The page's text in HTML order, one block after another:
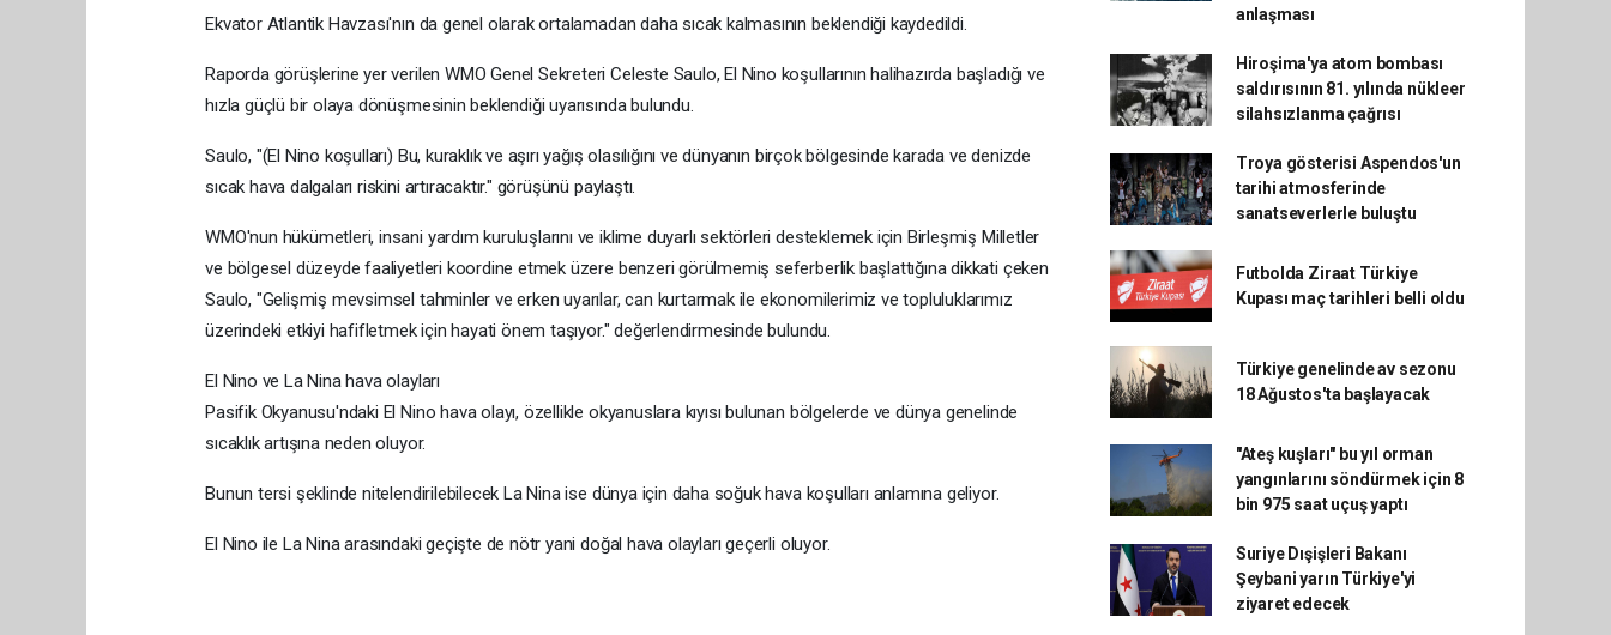
Ekvator Atlantik Havzası'nın da genel olarak ortalamadan daha sıcak kalmasının beklendiği kaydedildi.
Raporda görüşlerine yer verilen WMO Genel Sekreteri Celeste Saulo, El Nino koşullarının halihazırda başladığı ve
hızla güçlü bir olaya dönüşmesinin beklendiği uyarısında bulundu.
Saulo, "(El Nino koşulları) Bu, kuraklık ve aşırı yağış olasılığını ve dünyanın birçok bölgesinde karada ve denizde
sıcak hava dalgaları riskini artıracaktır." görüşünü paylaştı.
WMO'nun hükümetleri, insani yardım kuruluşlarını ve iklime duyarlı sektörleri desteklemek için Birleşmiş Milletler
ve bölgesel düzeyde faaliyetleri koordine etmek üzere benzeri görülmemiş seferberlik başlattığına dikkati çeken
Saulo, "Gelişmiş mevsimsel tahminler ve erken uyarılar, can kurtarmak ile ekonomilerimiz ve topluluklarımız
üzerindeki etkiyi hafifletmek için hayati önem taşıyor." değerlendirmesinde bulundu.
El Nino ve La Nina hava olayları
Pasifik Okyanusu'ndaki El Nino hava olayı, özellikle okyanuslara kıyısı bulunan bölgelerde ve dünya genelinde
sıcaklık artışına neden oluyor.
Bunun tersi şeklinde nitelendirilebilecek La Nina ise dünya için daha soğuk hava koşulları anlamına geliyor.
El Nino ile La Nina arasındaki geçişte de nötr yani doğal hava olayları geçerli oluyor.
anlaşması
Hiroşima'ya atom bombası
saldırısının 81. yılında nükleer
silahsızlanma çağrısı
Troya gösterisi Aspendos'un
tarihi atmosferinde
sanatseverlerle buluştu
Futbolda Ziraat Türkiye
Kupası maç tarihleri belli oldu
Türkiye genelinde av sezonu
18 Ağustos'ta başlayacak
"Ateş kuşları" bu yıl orman
yangınlarını söndürmek için 8
bin 975 saat uçuş yaptı
Suriye Dışişleri Bakanı
Şeybani yarın Türkiye'yi
ziyaret edecek